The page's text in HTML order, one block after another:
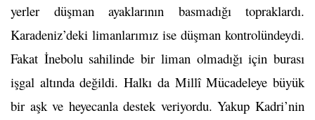
yerler düşman ayaklarının basmadığı topraklardı.
Karadeniz’deki limanlarımız ise düşman kontrolündeydi.
Fakat İnebolu sahilinde bir liman olmadığı için burası
işgal altında değildi. Halkı da Millî Mücadeleye büyük
bir aşk ve heyecanla destek veriyordu. Yakup Kadri’nin